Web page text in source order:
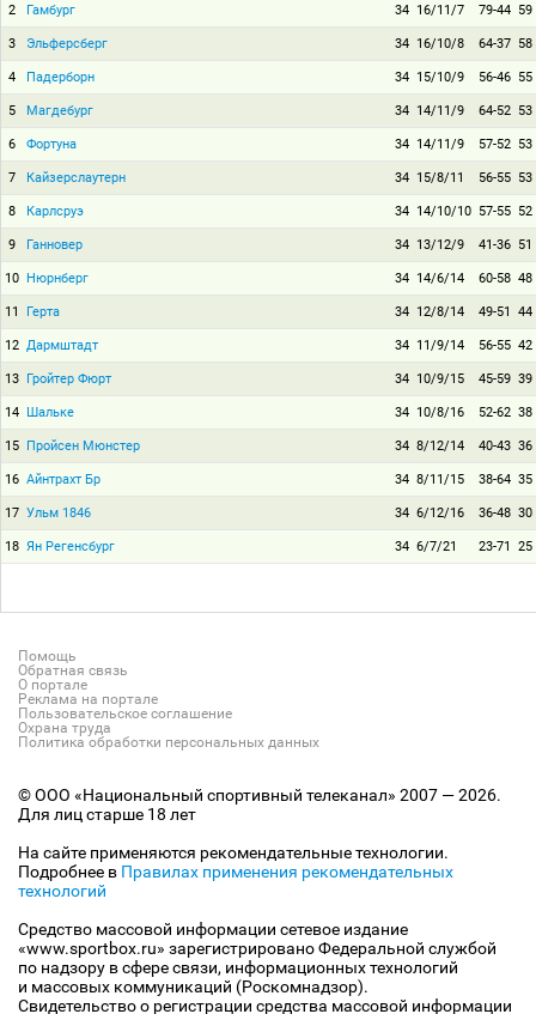
2 Гамбург 34 16/11/7 79-44 59
3 Эльферсберг 34 16/10/8 64-37 58
4 Падерборн 34 15/10/9 56-46 55
5 Магдебург 34 14/11/9 64-52 53
6 Фортуна 34 14/11/9 57-52 53
7 Кайзерслаутерн 34 15/8/11 56-55 53
8 Карлсруэ 34 14/10/10 57-55 52
9 Ганновер 34 13/12/9 41-36 51
10 Нюрнберг 34 14/6/14 60-58 48
11 Герта 34 12/8/14 49-51 44
12 Дармштадт 34 11/9/14 56-55 42
13 Гройтер Фюрт 34 10/9/15 45-59 39
14 Шальке 34 10/8/16 52-62 38
15 Пройсен Мюнстер 34 8/12/14 40-43 36
16 Айнтрахт Бр 34 8/11/15 38-64 35
17 Ульм 1846 34 6/12/16 36-48 30
18 Ян Регенсбург 34 6/7/21 23-71 25
Помощь
Обратная связь
О портале
Реклама на портале
Пользовательское соглашение
Охрана труда
Политика обработки персональных данных
© ООО «Национальный спортивный телеканал» 2007 — 2026.
Для лиц старше 18 лет
На сайте применяются рекомендательные технологии.
Подробнее в Правилах применения рекомендательных
технологий
Средство массовой информации сетевое издание
«www.sportbox.ru» зарегистрировано Федеральной службой
по надзору в сфере связи, информационных технологий
и массовых коммуникаций (Роскомнадзор).
Свидетельство о регистрации средства массовой информации